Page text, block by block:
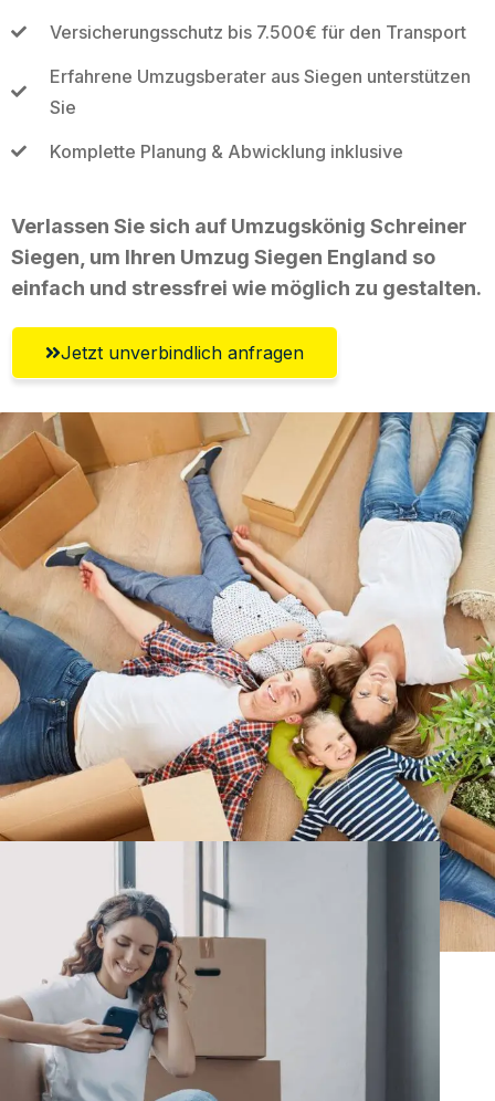
Versicherungsschutz bis 7.500€ für den Transport
Erfahrene Umzugsberater aus Siegen unterstützen
Sie
Komplette Planung & Abwicklung inklusive
Verlassen Sie sich auf Umzugskönig Schreiner
Siegen, um Ihren Umzug Siegen England so
einfach und stressfrei wie möglich zu gestalten.
Jetzt unverbindlich anfragen